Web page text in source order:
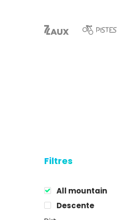
Filtres
All mountain
Descente